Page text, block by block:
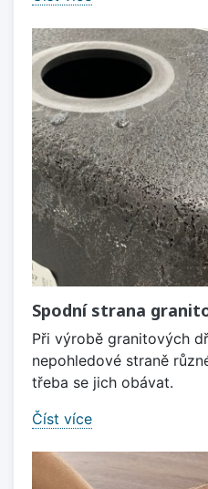
Spodní strana
Při výrobě granitových
nepohledové straně
třeba se jich obávat.
Číst více